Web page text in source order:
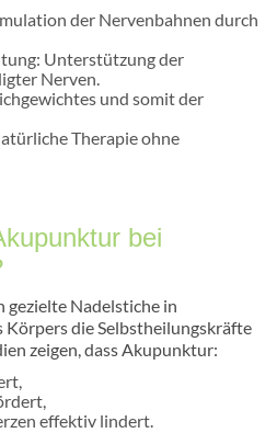
der Nervenbahnen durch
Unterstützung der
Nerven.
und somit der
Therapie ohne
bei
Nadelstiche in
die Selbstheilungskräfte
zeigen, dass Akupunktur:
effektiv lindert.